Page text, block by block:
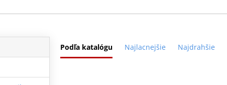
Podľa katalógu Najlacnejšie Najdrahšie